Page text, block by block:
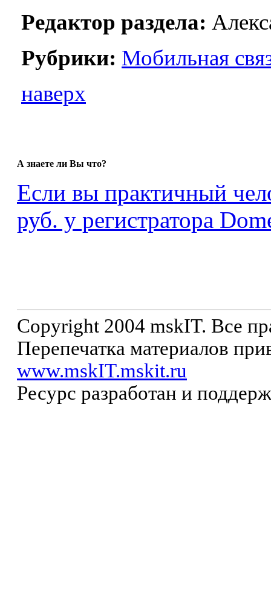
Редактор раздела:
Рубрики: Мобильная
наверх
А знаете ли Вы что?
Если вы практичный
руб. у регистратора
Copyright 2004 mskIT. Все
Перепечатка материалов
www.mskIT.mskit.ru
Ресурс разработан и